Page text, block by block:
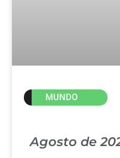
MUNDO
Agosto de